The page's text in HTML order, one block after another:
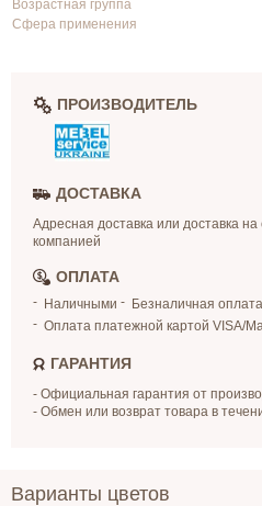
Возрастная группа
Сфера применения
ПРОИЗВОДИТЕЛЬ
ДОСТАВКА
Адресная доставка или доставка
компанией
ОПЛАТА
Наличными
Безналичная оплата
Оплата платежной картой VISA/
ГАРАНТИЯ
- Официальная гарантия от
- Обмен или возврат товара в
Варианты цветов